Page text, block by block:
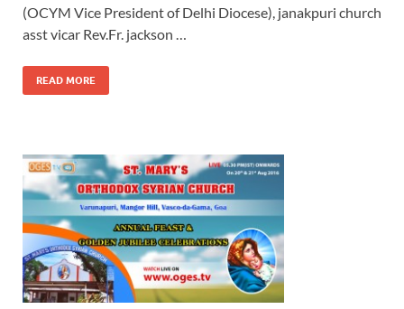
(OCYM Vice President of Delhi Diocese), janakpuri church
asst vicar Rev.Fr. jackson …
READ MORE